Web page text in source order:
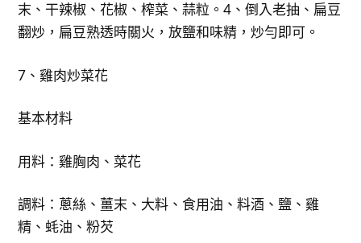
末、干辣椒、花椒、榨菜、蒜粒。4、倒入老抽、扁豆
翻炒，扁豆熟透時關火，放鹽和味精，炒勻即可。
7、雞肉炒菜花
基本材料
用料：雞胸肉、菜花
調料：蔥絲、薑末、大料、食用油、料酒、鹽、雞
精、蚝油、粉芡